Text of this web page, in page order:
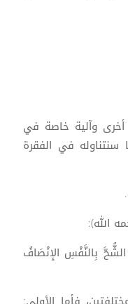
أخرى وآلية خاصة في
في الفقرة
الله):
بِالنَّفْسِ الإِنْصَافُ